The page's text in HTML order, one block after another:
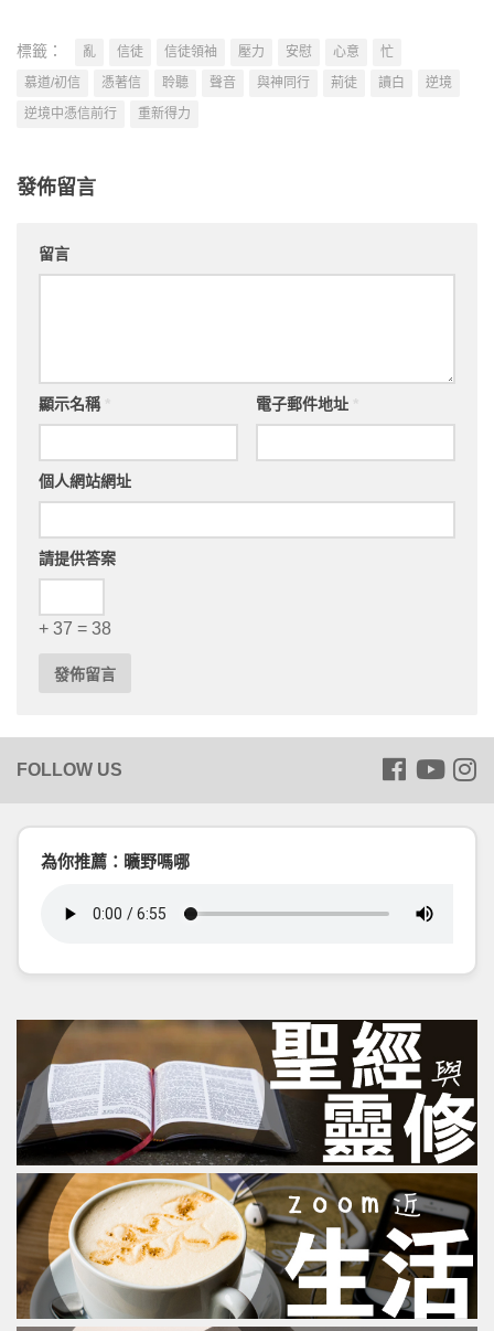
標籤： 亂 信徒 信徒領袖 壓力 安慰 心意
忙
慕道/初信
憑著信 聆聽 聲音 與神同行 荊徒 讀白
逆境
逆境中憑信前行
重新得力
發佈留言
留言
顯示名稱 電子郵件地址
個人網站網址
請提供答案
+ 37 = 38
為你推薦：曠野嗎哪